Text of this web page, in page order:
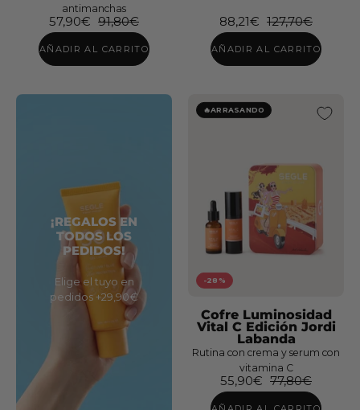
Set
Cofre
Solar
Edición
Jordi
antimanchas
57,90€ 91,80€
AÑADIR AL CARRITO
88,21€ 127,70€
AÑADIR AL CARRITO
PEDIDOS!
¡REGALOS EN
TODOS LOS
PEDIDOS!
Elige el tuyo en
pedidos +29,90€
-28%
🔥ARRASANDO
Cofre Luminosidad
Vital C Edición Jordi
Labanda
Rutina con crema y serum con
vitamina C
55,90€ 77,80€